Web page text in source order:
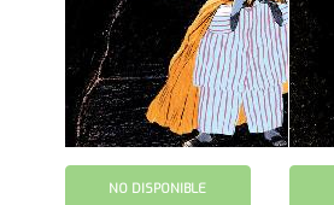
NO DISPONIBLE